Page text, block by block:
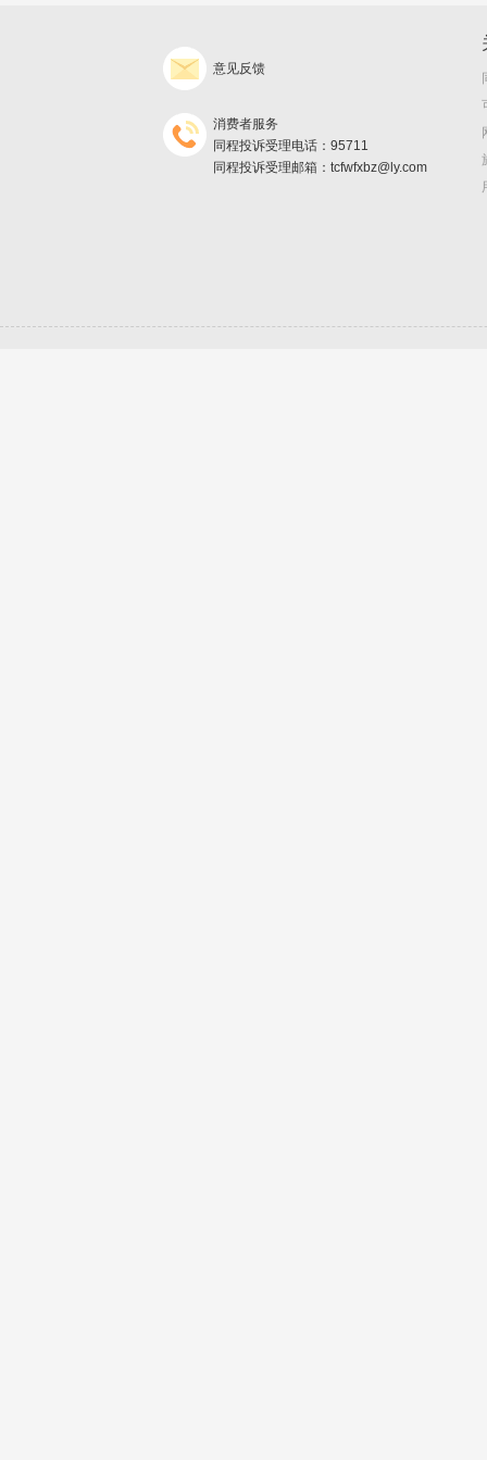
意见反馈
消费者服务
同程投诉受理电话：95711
同程投诉受理邮箱：tcfwfxbz@ly.com